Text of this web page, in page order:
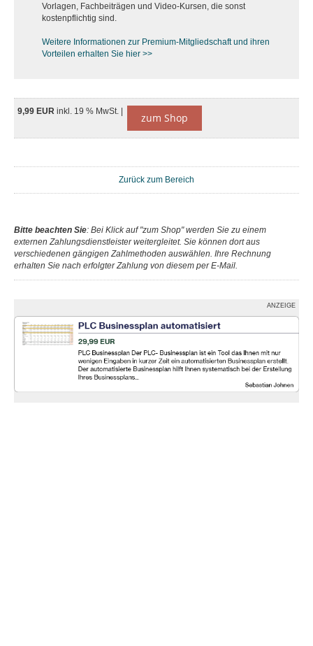
Vorlagen, Fachbeiträgen und Video-Kursen, die sonst
kostenpflichtig sind.
Weitere Informationen zur Premium-Mitgliedschaft und ihren
Vorteilen erhalten Sie hier >>
9,99 EUR inkl. 19 % MwSt. | zum Shop
Zurück zum Bereich
Bitte beachten Sie: Bei Klick auf "zum Shop" werden Sie zu einem
externen Zahlungsdienstleister weitergleitet. Sie können dort aus
verschiedenen gängigen Zahlmethoden auswählen. Ihre Rechnung
erhalten Sie nach erfolgter Zahlung von diesem per E-Mail.
ANZEIGE